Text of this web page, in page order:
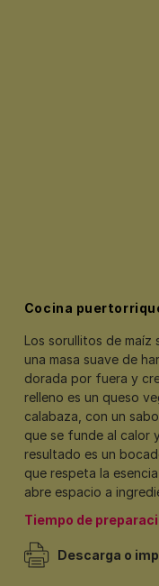
Cocina
Los sorullitos de maíz
una masa suave de
dorada por fuera y
relleno es un queso
calabaza, con un
que se funde al calor
resultado es un
que respeta la
abre espacio a
Tiempo de
Descarga o